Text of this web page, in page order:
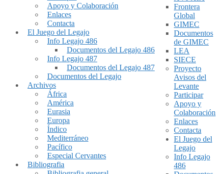
Apoyo y Colaboración
Enlaces
Contacta
El Juego del Legajo
Info Legajo 486
Documentos del Legajo 486
Info Legajo 487
Documentos del Legajo 487
Documentos del Legajo
Archivos
África
América
Eurasia
Europa
Índico
Mediterráneo
Pacífico
Especial Cervantes
Bibliografia
Frontera
Global
GIMEC
Documentos
de GIMEC
LEA
SIECE
Proyecto
Avisos del
Levante
Participar
Apoyo y
Colaboración
Enlaces
Contacta
El Juego del
Legajo
Info Legajo
486